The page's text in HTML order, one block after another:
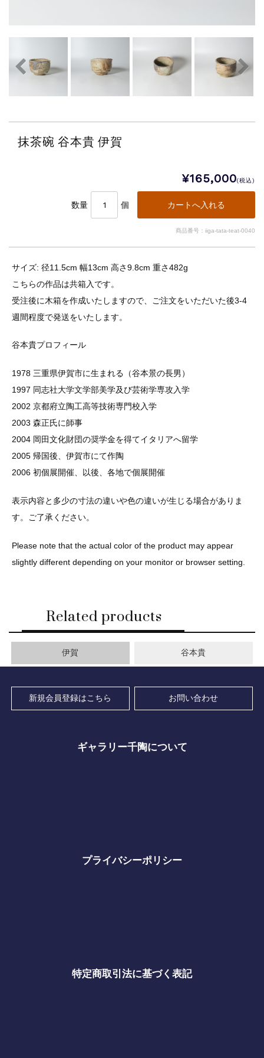
抹茶碗 谷本貴 伊賀
¥165,000(税込)
数量 個
商品番号：iiga-tata-teat-0040
サイズ: 径11.5cm 幅13cm 高さ9.8cm 重さ482g
こちらの作品は共箱入です。
受注後に木箱を作成いたしますので、ご注文をいただいた後3-4
週間程度で発送をいたします。
谷本貴プロフィール
1978 三重県伊賀市に生まれる（谷本景の長男）
1997 同志社大学文学部美学及び芸術学専攻入学
2002 京都府立陶工高等技術専門校入学
2003 森正氏に師事
2004 岡田文化財団の奨学金を得てイタリアへ留学
2005 帰国後、伊賀市にて作陶
2006 初個展開催、以後、各地で個展開催
表示内容と多少の寸法の違いや色の違いが生じる場合がありま
す。ご了承ください。
Please note that the actual color of the product may appear
slightly different depending on your monitor or browser setting.
Related products
伊賀 谷本貴
新規会員登録はこちら お問い合わせ
ギャラリー千陶について
プライバシーポリシー
特定商取引法に基づく表記